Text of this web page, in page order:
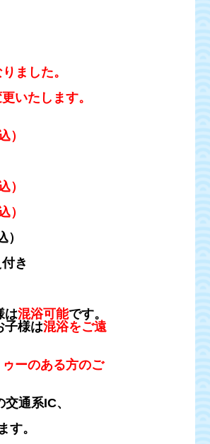
ました。
更いたします。
は備え付き
は混浴可能です。
子様は混浴をご遠
ーのある方のご
通系IC、
す。